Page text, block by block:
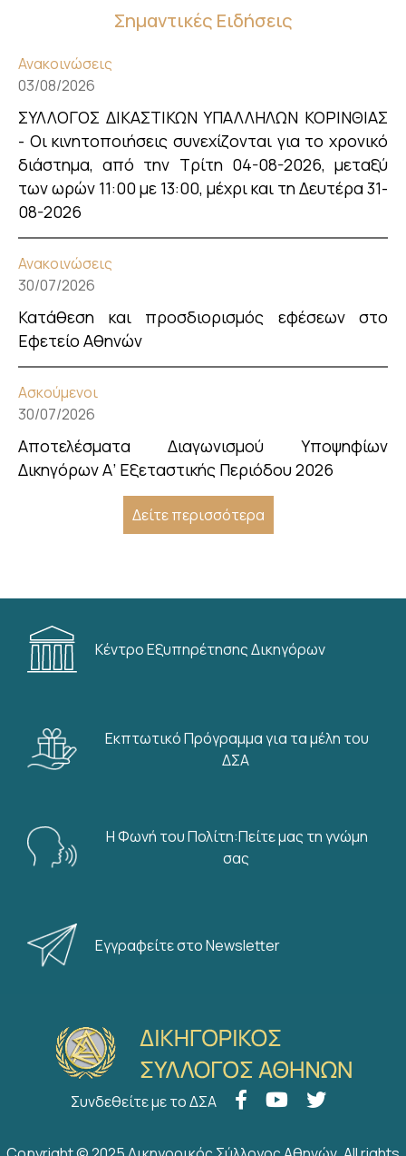
Σημαντικές Ειδήσεις
Ανακοινώσεις
03/08/2026
ΣΥΛΛΟΓΟΣ ΔΙΚΑΣΤΙΚΩΝ ΥΠΑΛΛΗΛΩΝ ΚΟΡΙΝΘΙΑΣ
- Οι κινητοποιήσεις συνεχίζονται για το χρονικό
διάστημα, από την Τρίτη 04-08-2026, μεταξύ
των ωρών 11:00 με 13:00, μέχρι και τη Δευτέρα 31-
08-2026
Ανακοινώσεις
30/07/2026
Κατάθεση και προσδιορισμός εφέσεων στο
Εφετείο Αθηνών
Ασκούμενοι
30/07/2026
Αποτελέσματα Διαγωνισμού Υποψηφίων
Δικηγόρων Α’ Εξεταστικής Περιόδου 2026
Δείτε περισσότερα
Κέντρο Εξυπηρέτησης Δικηγόρων
Εκπτωτικό Πρόγραμμα για τα μέλη του
ΔΣΑ
Η Φωνή του Πολίτη:Πείτε μας τη γνώμη
σας
Εγγραφείτε στο Newsletter
Συνδεθείτε με το ΔΣΑ